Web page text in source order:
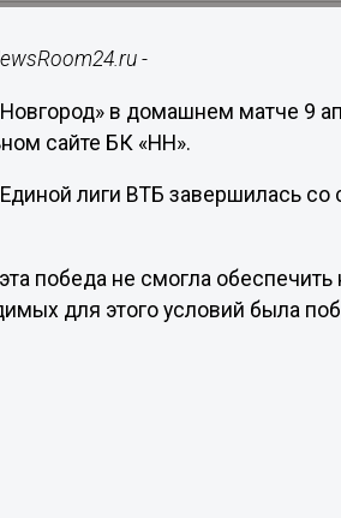
-
в домашнем матче 9
сайте БК «НН».
лиги ВТБ завершилась со
победа не смогла
для этого условий была